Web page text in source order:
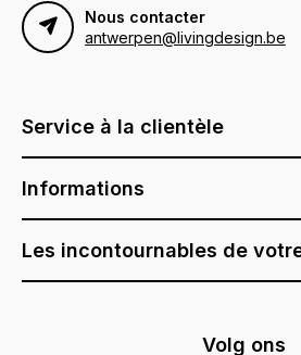
Nous contacter
antwerpen@livingdesign.be
Service à la clientèle
Informations
Les incontournables de
Volg ons